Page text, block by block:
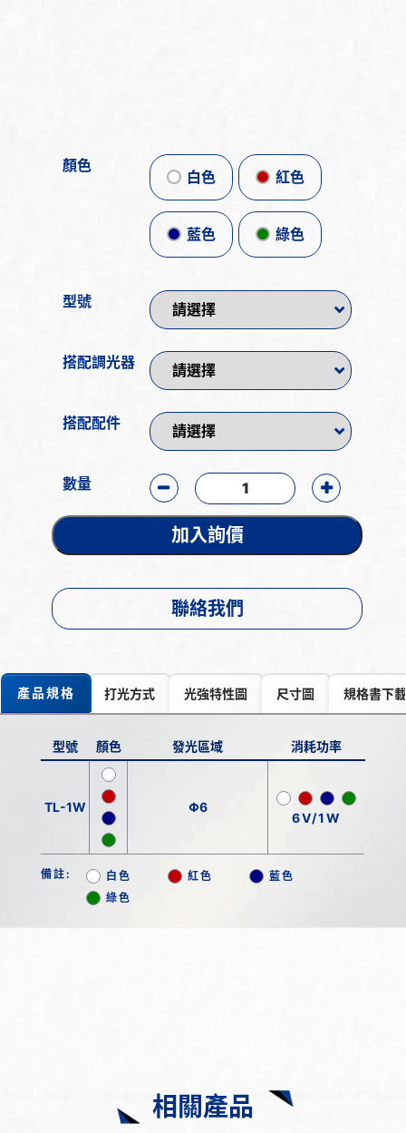
顏色
白色 紅色
藍色 綠色
型號
搭配調光器
搭配配件
數量
加入詢價
聯絡我們
產品規格 打光方式 光強特性圖 尺寸圖 規格書下載
型號 顏色 發光區域 消耗功率
TL-1W Φ6
6V/1W
備註: 白色 紅色
藍色
綠色
相關產品